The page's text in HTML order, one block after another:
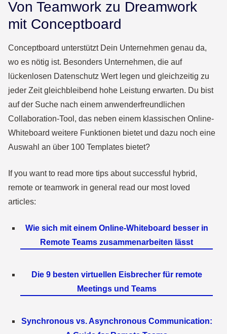
Von Teamwork zu Dreamwork
mit Conceptboard
Conceptboard unterstützt Dein Unternehmen genau da,
wo es nötig ist. Besonders Unternehmen, die auf
lückenlosen Datenschutz Wert legen und gleichzeitig zu
jeder Zeit gleichbleibend hohe Leistung erwarten. Du bist
auf der Suche nach einem anwenderfreundlichen
Collaboration-Tool, das neben einem klassischen Online-
Whiteboard weitere Funktionen bietet und dazu noch eine
Auswahl an über 100 Templates bietet?
If you want to read more tips about successful hybrid,
remote or teamwork in general read our most loved
articles:
Wie sich mit einem Online-Whiteboard besser in
Remote Teams zusammenarbeiten lässt
Die 9 besten virtuellen Eisbrecher für remote
Meetings und Teams
Synchronous vs. Asynchronous Communication: